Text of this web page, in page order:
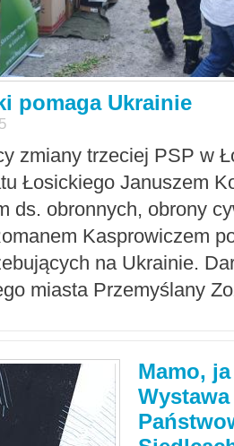
pomaga Ukrainie
zmiany trzeciej PSP w
Łosickiego Januszem
ds. obronnych, obrony
Kasprowiczem
na Ukrainie.
miasta Przemyślany
Mamo,